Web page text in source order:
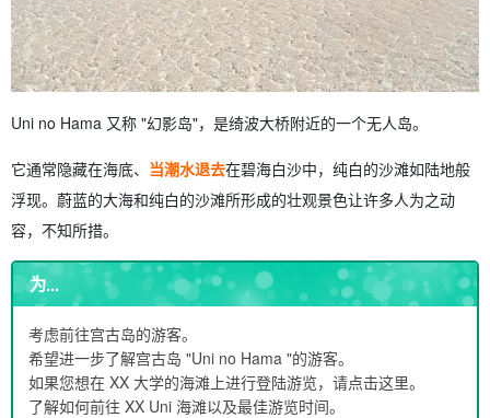
Uni no Hama 又称 "幻影岛"，是绮波大桥附近的一个无人岛。
它通常隐藏在海底、 当潮水退去在碧海白沙中，纯白的沙滩如陆地般
浮现。蔚蓝的大海和纯白的沙滩所形成的壮观景色让许多人为之动
容，不知所措。
为...
考虑前往宫古岛的游客。
希望进一步了解宫古岛 "Uni no Hama "的游客。
如果您想在 XX 大学的海滩上进行登陆游览，请点击这里。
了解如何前往 XX Uni 海滩以及最佳游览时间。